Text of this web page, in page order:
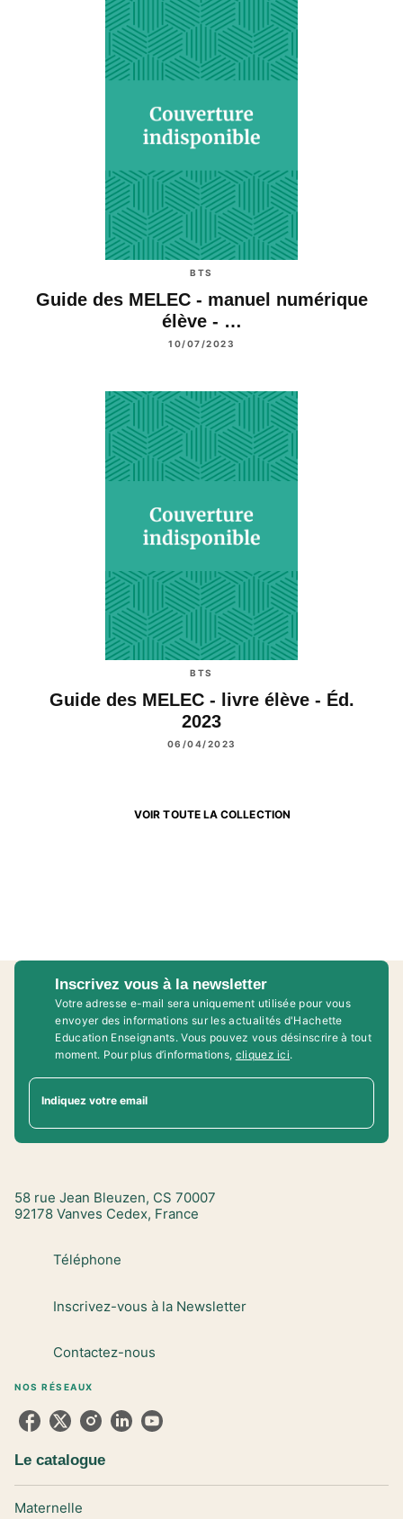
BTS
Guide des MELEC - manuel numérique
élève - …
10/07/2023
BTS
Guide des MELEC - livre élève - Éd.
2023
06/04/2023
VOIR TOUTE LA COLLECTION
Inscrivez vous à la newsletter
Votre adresse e-mail sera uniquement utilisée pour vous
envoyer des informations sur les actualités d'Hachette
Education Enseignants. Vous pouvez vous désinscrire à tout
moment. Pour plus d’informations, cliquez ici.
Indiquez votre email
58 rue Jean Bleuzen, CS 70007
92178 Vanves Cedex, France
Téléphone
Inscrivez-vous à la Newsletter
Contactez-nous
NOS RÉSEAUX
Le catalogue
Maternelle